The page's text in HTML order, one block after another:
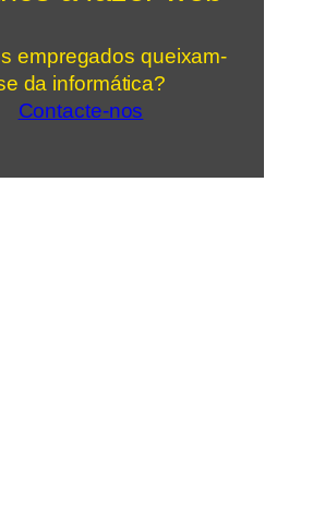
empregados queixam-
da informática?
Contacte-nos